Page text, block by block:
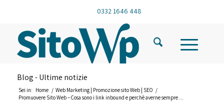
0332 1646 448
Blog - Ultime notizie
Sei in: Home / Web Marketing | Promozione sito Web | SEO /
Promuovere Sito Web – Cosa sono i link inbound e perchè averne sempre ...